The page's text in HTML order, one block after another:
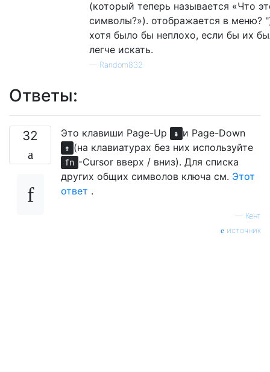
(который теперь называется «Что
символы?»). отображается в меню?
хотя было бы неплохо, если бы их
легче искать.
— Random832
Ответы:
32 Это клавиши Page-Up ⇞ и Page-Down
⇟ (на клавиатурах без них используйте
fn -Cursor вверх / вниз). Для списка
других общих символов ключа см. Этот
ответ .
— Кент
источник